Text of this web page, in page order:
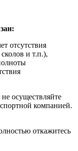
отсутствия
и т.п.),
осуществляйте
компанией.
откажитесь